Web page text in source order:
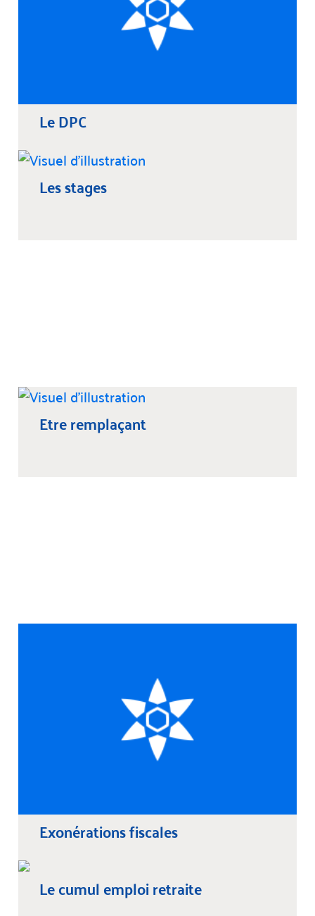
Le DPC
Les stages
Etre remplaçant
Exonérations fiscales
Le cumul emploi retraite